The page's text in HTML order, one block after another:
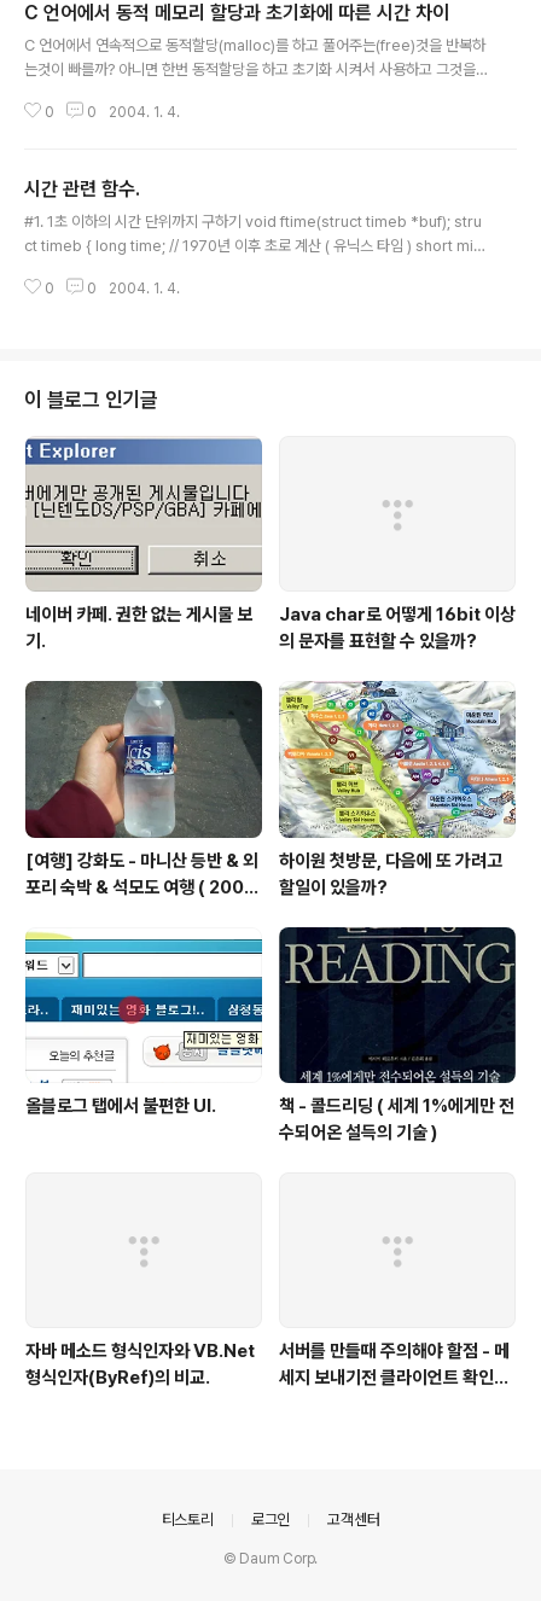
C 언어에서 동적 메모리 할당과 초기화에 따른 시간 차이
C 언어에서 연속적으로 동적할당(malloc)를 하고 풀어주는(free)것을 반복하
는것이 빠를까? 아니면 한번 동적할당을 하고 초기화 시켜서 사용하고 그것을
해 다음과 같은 소스를 입력해서 차이를 알아 보았다. ===============
03: #include 04: 05: void someMethod1(); 06: void someMethod
2(); 07: 08: 09: void main(void) { 10: struct timeb start..
0 0 2004. 1. 4.
시간 관련 함수.
#1. 1초 이하의 시간 단위까지 구하기 void ftime(struct timeb *buf); stru
ct timeb { long time; // 1970년 이후 초로 계산 ( 유닉스 타임 ) short milli
분단위로 표현. short dstflag; // 일광절약시간이 적용되는지 여부 } 사용법) s
0 0 2004. 1. 4.
이 블로그 인기글
네이버 카페. 권한 없는 게시물 보
기.
Java char로 어떻게 16bit 이상
의 문자를 표현할 수 있을까?
[여행] 강화도 - 마니산 등반 & 외
포리 숙박 & 석모도 여행 ( 2008
하이원 첫방문, 다음에 또 가려고
할일이 있을까?
올블로그 탭에서 불편한 UI.
책 - 콜드리딩 ( 세계 1%에게만 전
수되어온 설득의 기술 )
자바 메소드 형식인자와 VB.Net
형식인자(ByRef)의 비교.
서버를 만들때 주의해야 할점 - 메
세지 보내기전 클라이언트 확인하
티스토리 로그인 고객센터
© Daum Corp.